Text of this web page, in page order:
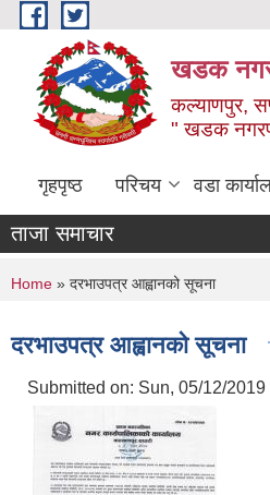
Skip to main content
खडक
कल्याणपुर,
" खडक
गृहपृष्ठ परिचय वडा
ताजा समाचार
You are here
Home » दरभाउपत्र आह्वानको सूचना
दरभाउपत्र आह्वानको सूचना
Submitted on: Sun, 05/12/2019